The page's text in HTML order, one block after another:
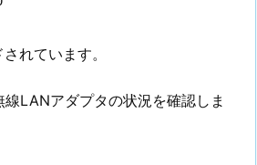
れています。
線LANアダプタの状況を確認しま